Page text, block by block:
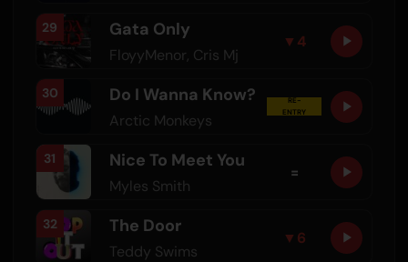
29 Gata Only
FloyyMenor, Cris Mj
▼ 4
30 Do I Wanna Know?
Arctic Monkeys
RE-
ENTRY
31 Nice To Meet You
Myles Smith
=
32 The Door
Teddy Swims
▼ 6